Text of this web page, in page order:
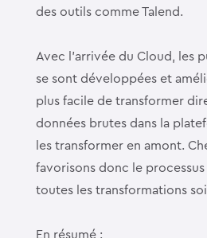
des outils comme Talend.
Avec l’arrivée du Cloud, les
se sont développées et
plus facile de transformer
données brutes dans la
les transformer en amont.
favorisons donc le processus
toutes les transformations
En résumé :